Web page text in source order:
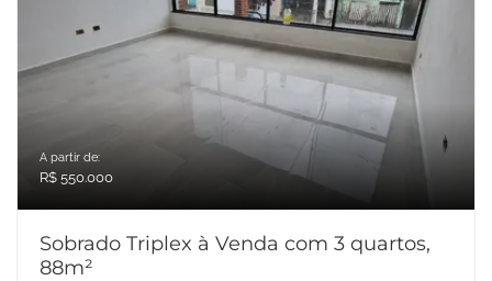
A partir de:
R$ 550.000
Sobrado Triplex à Venda com 3 quartos,
88m²